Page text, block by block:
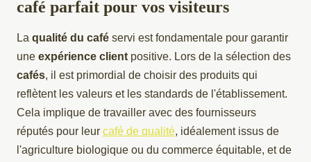
café parfait pour vos visiteurs
La qualité du café servi est fondamentale pour garantir
une expérience client positive. Lors de la sélection des
cafés, il est primordial de choisir des produits qui
reflètent les valeurs et les standards de l'établissement.
Cela implique de travailler avec des fournisseurs
réputés pour leur café de qualité, idéalement issus de
l'agriculture biologique ou du commerce équitable, et de